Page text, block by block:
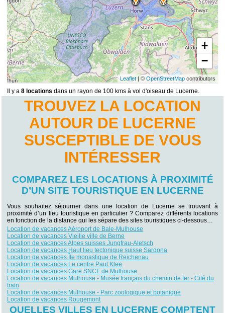
1
+
−
Leaflet| © OpenStreetMapcontributors
Il y a8 locations dans un rayon de 100 kms à vol d'oiseau de Lucerne.
TROUVEZ LA LOCATION
AUTOUR DE LUCERNE
SUSCEPTIBLE DE VOUS
INTÉRESSER
COMPAREZ LES LOCATIONS À PROXIMITÉ
D’UN SITE TOURISTIQUE EN LUCERNE
Vous souhaitez séjourner dans une location de Lucerne se trouvant à
proximité d’un lieu touristique en particulier ? Comparez différents locations
en fonction de la distance qui les sépare des sites touristiques ci-dessous…
Location de vacances Aéroport de Bale-Mulhouse
Location de vacances Vieille ville de Berne
Location de vacances Alpes suisses Jungfrau-Aletsch
Location de vacances Haut lieu tectonique suisse Sardona
Location de vacances Île monastique de Reichenau
Location de vacances Le centre Paul Klee
Location de vacances Gare SNCF de Mulhouse
Location de vacances Mulhouse - Musée français du chemin de fer - Cité du
train
Location de vacances Mulhouse - Parc zoologique et botanique
Location de vacances Rougemont
QUELLES VILLES EN LUCERNE COMPTENT